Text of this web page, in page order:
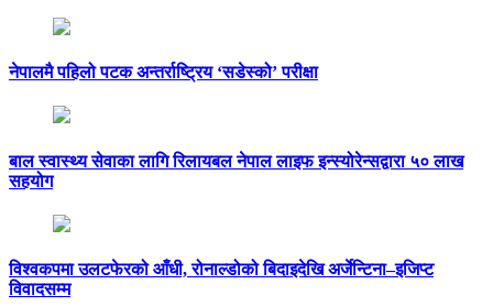
नेपालमै पहिलो पटक अन्तर्राष्ट्रिय ‘सडेस्को’ परीक्षा
बाल स्वास्थ्य सेवाका लागि रिलायबल नेपाल लाइफ इन्स्योरेन्सद्वारा ५० लाख
सहयोग
विश्वकपमा उलटफेरको आँधी, रोनाल्डोको बिदाइदेखि अर्जेन्टिना–इजिप्ट
विवादसम्म